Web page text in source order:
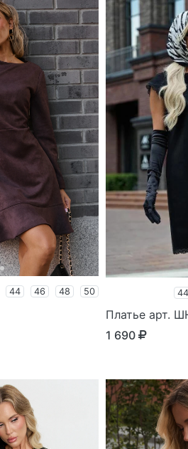
44 46 48 50 44
Платье арт.
1 690